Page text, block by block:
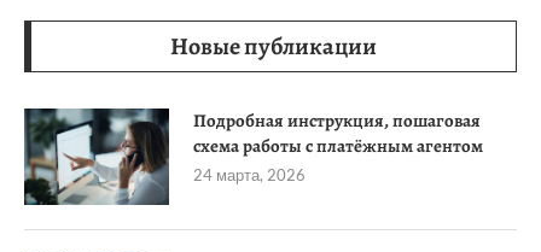
Новые публикации
Подробная инструкция, пошаговая
схема работы с платёжным агентом
24 марта, 2026